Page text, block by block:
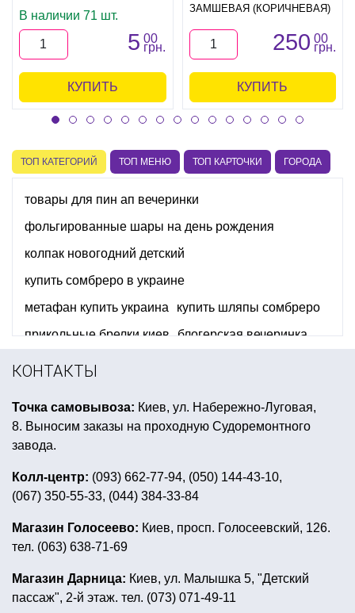
В наличии 71 шт.
5 00
грн.
КУПИТЬ
ЗАМШЕВАЯ (КОРИЧНЕВАЯ)
250 00
грн.
КУПИТЬ
ТОП КАТЕГОРИЙ ТОП МЕНЮ ТОП КАРТОЧКИ ГОРОДА
товары для пин ап вечеринки
фольгированные шары на день рождения
колпак новогодний детский
купить сомбреро в украине
метафан купить украина
купить шляпы сомбреро
прикольные брелки киев блогерская вечеринка
картина на хэллоуин
воздушные шары на день рождения девочке
аксессуары для ковбойской вечеринки
пляжная вечеринка
сервировка стола 8 марта
товары для первого дня рождения
вампирская тематика
подарки на конкурсы
карнавальные галстуки и бабочки
змея на хэллоуин
подвесные шары
детский костюм на новый год для мальчика
КОНТАКТЫ
Точка самовывоза: Киев, ул. Набережно-Луговая,
8. Выносим заказы на проходную Судоремонтного
завода.
Колл-центр: (093) 662-77-94, (050) 144-43-10,
(067) 350-55-33, (044) 384-33-84
Магазин Голосеево: Киев, просп. Голосеевский, 126.
тел. (063) 638-71-69
Магазин Дарница: Киев, ул. Малышка 5, "Детский
пассаж", 2-й этаж. тел. (073) 071-49-11